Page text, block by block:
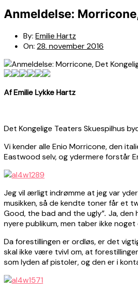
Anmeldelse:
By: Emilie Hartz
On: 28. november 2016
Af Emilie Lykke Hartz
Det Kongelige Teaters Skuespilhus
Vi kender alle Enio Morricone, den
Eastwood selv, og ydermere forstår
Jeg vil ærligt indrømme at jeg var
musikken, så de kendte toner får et
Good, the bad and the ugly”. Ja, den
nyere publikum, men taber ikke
Da forestillingen er ordløs, er det
skal ikke være tvivl om, at
som lyden af pistoler, og den er i